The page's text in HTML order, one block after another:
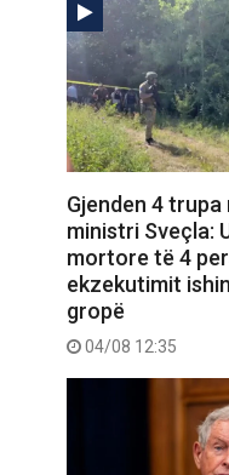
Gjenden 4
ministri Sveçla:
mortore të 4
ekzekutimit
gropë
04/08 12:35